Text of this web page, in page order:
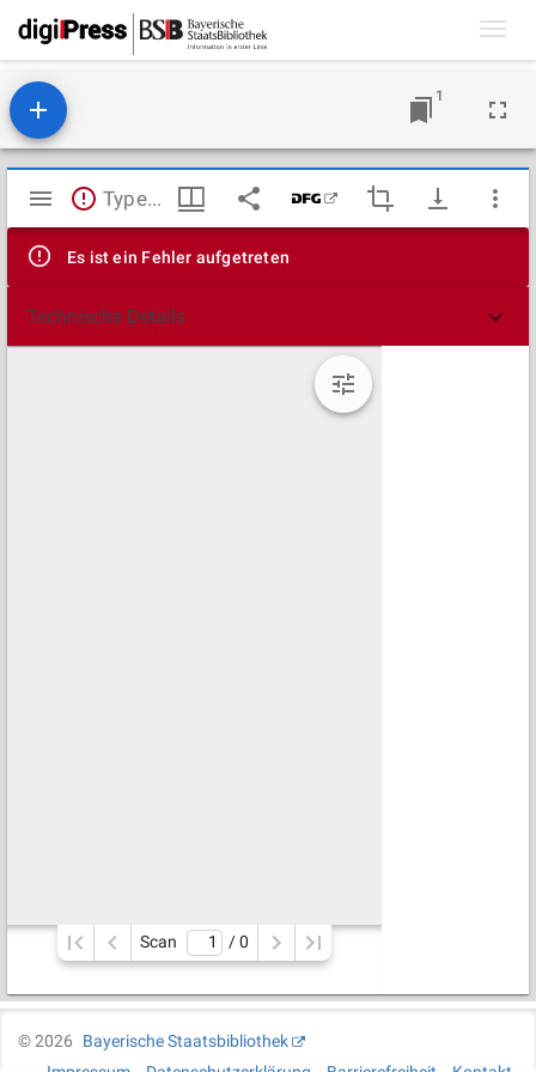
1
Mirador
Viewer
TypeError: Failed to fetch
Es ist ein Fehler aufgetreten
Technische Details
Scan / 0
©2026
Bayerische Staatsbibliothek